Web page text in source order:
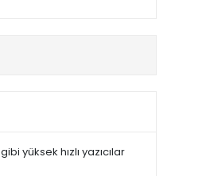
yüksek hızlı yazıcılar